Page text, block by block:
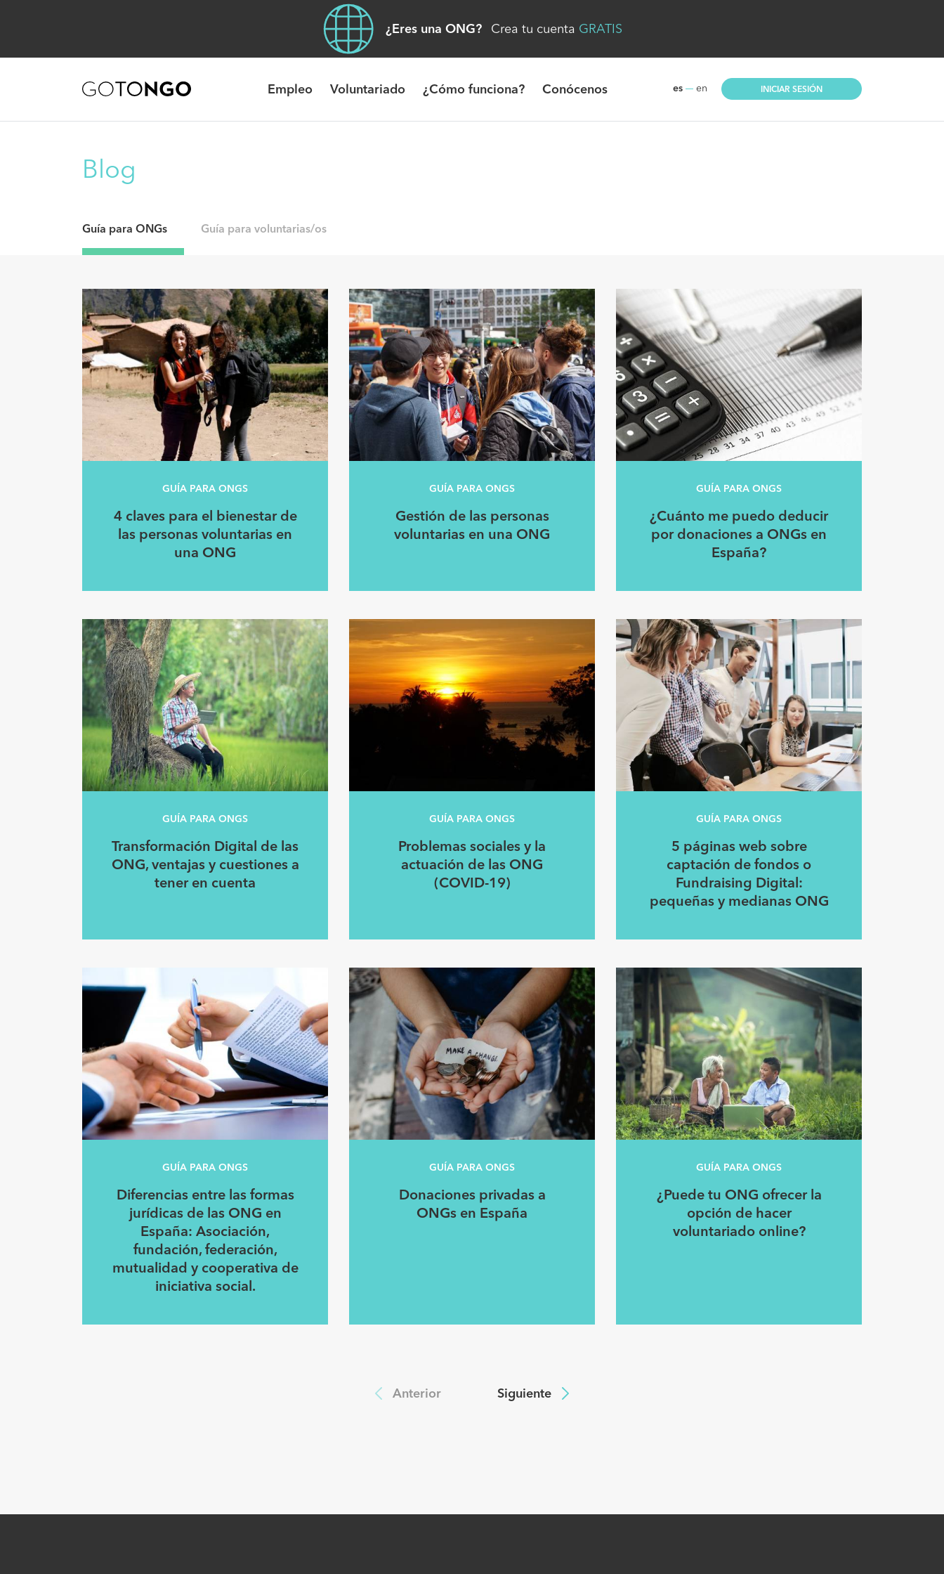
¿Eres una ONG? Crea tu cuenta GRATIS
Empleo Voluntariado ¿Cómo funciona? Conócenos es en INICIAR SESIÓN
Blog
Guía para ONGs Guía para voluntarias/os
GUÍA PARA ONGS
4 claves para el bienestar de
las personas voluntarias en
una ONG
GUÍA PARA ONGS
Gestión de las personas
voluntarias en una ONG
GUÍA PARA ONGS
¿Cuánto me puedo deducir
por donaciones a ONGs en
España?
GUÍA PARA ONGS
Transformación Digital de las
ONG, ventajas y cuestiones a
tener en cuenta
GUÍA PARA ONGS
Problemas sociales y la
actuación de las ONG
(COVID-19)
GUÍA PARA ONGS
5 páginas web sobre
captación de fondos o
Fundraising Digital:
pequeñas y medianas ONG
GUÍA PARA ONGS
Diferencias entre las formas
jurídicas de las ONG en
España: Asociación,
fundación, federación,
mutualidad y cooperativa de
iniciativa social.
GUÍA PARA ONGS
Donaciones privadas a
ONGs en España
GUÍA PARA ONGS
¿Puede tu ONG ofrecer la
opción de hacer
voluntariado online?
Anterior Siguiente